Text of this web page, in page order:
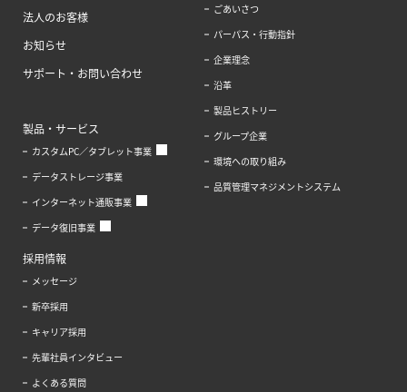
法人のお客様
お知らせ
サポート・お問い合わせ
製品・サービス
カスタムPC／タブレット事業
データストレージ事業
インターネット通販事業
データ復旧事業
ごあいさつ
パーパス・行動指針
企業理念
沿革
製品ヒストリー
グループ企業
環境への取り組み
品質管理マネジメントシステム
採用情報
メッセージ
新卒採用
キャリア採用
先輩社員インタビュー
よくある質問